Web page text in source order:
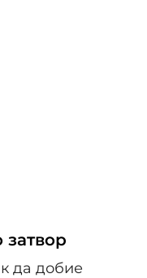
затвор
да добие